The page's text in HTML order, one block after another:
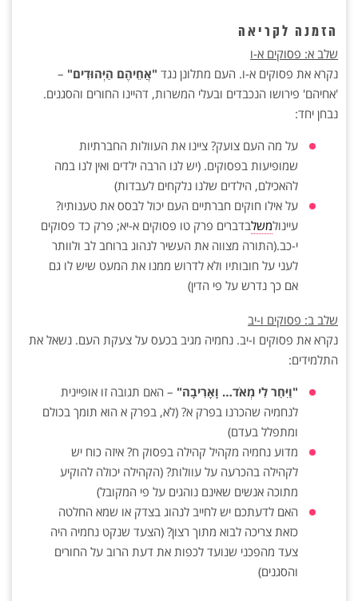
הזמנה לקריאה
שלב א: פסוקים א-ו
נקרא את פסוקים א-ו. העם מתלונן נגד "אֲחֵיהֶם הַיְּהוּדִים" –
'אחיהם' פירושו הנכבדים ובעלי המשרות, דהיינו החורים והסגנים.
נבחן יחד:
על מה העם צועק? ציינו את העוולות החברתיות
שמופיעות בפסוקים. (יש לנו הרבה ילדים ואין לנו במה
להאכילם, הילדים שלנו נלקחים לעבדות)
על אילו חוקים חברתיים העם יכול לבסס את טענותיו?
עיינולמשלבדברים פרק טו פסוקים א-יא; פרק כד פסוקים
י-כב.(התורה מצווה את העשיר לנהוג ברוחב לב ולוותר
לעני על חובותיו ולא לדרוש ממנו את המעט שיש לו גם
אם כך נדרש על פי הדין)
שלב ב: פסוקים ו-יב
נקרא את פסוקים ו-יב. נחמיה מגיב בכעס על צעקת העם. נשאל את
התלמידים:
"וַיִּחַר לִי מְאֹד… וָאָרִיבָה" – האם תגובה זו אופיינית
לנחמיה שהכרנו בפרק א? (לא, בפרק א הוא תומך בכולם
ומתפלל בעדם)
מדוע נחמיה מקהיל קהילה בפסוק ח? איזה כוח יש
לקהילה בהכרעה על עוולות? (הקהילה יכולה להוקיע
מתוכה אנשים שאינם נוהגים על פי המקובל)
האם לדעתכם יש לחייב לנהוג בצדק או שמא החלטה
כזאת צריכה לבוא מתוך רצון? (הצעד שנקט נחמיה היה
צעד מהפכני שנועד לכפות את דעת הרוב על החורים
והסגנים)